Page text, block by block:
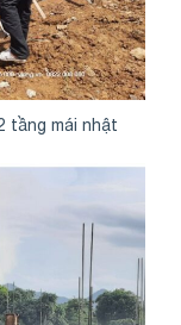
tầng mái nhật